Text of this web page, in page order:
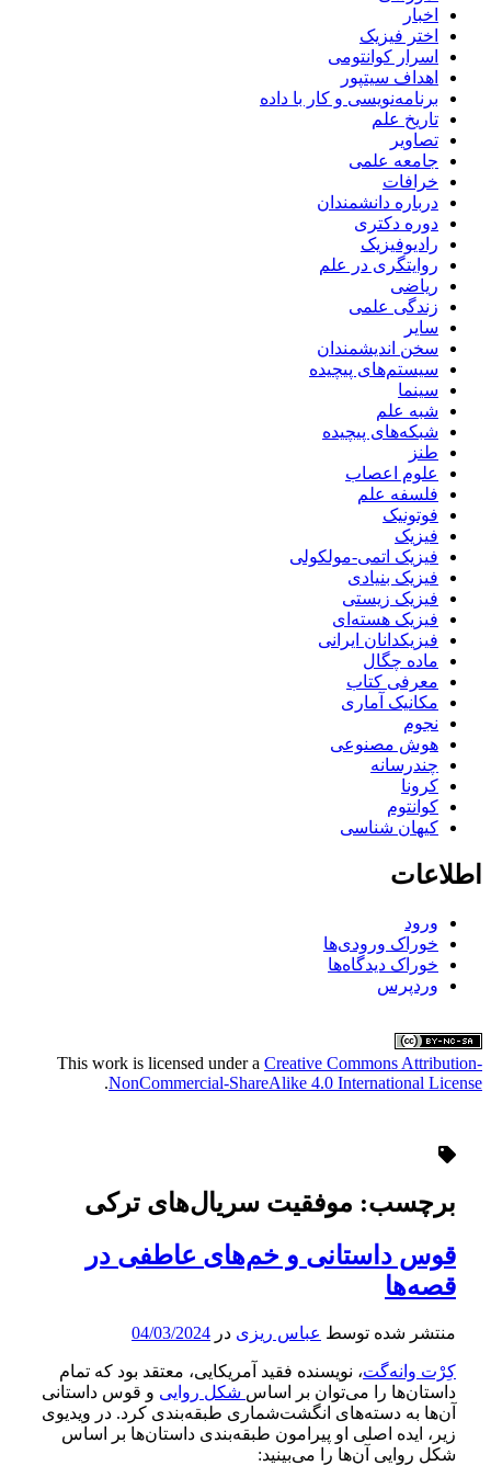
اخبار
اختر فیزیک
اسرار کوانتومی
اهداف سیتپور
برنامه‌نویسی و کار با داده
تاریخ علم
تصاویر
جامعه علمی
خرافات
درباره دانشمندان
دوره دکتری
رادیوفیزیک
روایتگری در علم
ریاضی
زندگی علمی
سایر
سخن اندیشمندان
سیستم‌های پیچیده
سینما
شبه علم
شبکه‌های پیچیده
طنز
علوم اعصاب
فلسفه علم
فوتونیک
فیزیک
فیزیک اتمی-مولکولی
فیزیک بنیادی
فیزیک زیستی
فیزیک هسته‌ای
فیزیکدانان ایرانی
ماده چگال
معرفی کتاب
مکانیک آماری
نجوم
هوش مصنوعی
چندرسانه
کرونا
کوانتوم
کیهان شناسی
اطلاعات
ورود
خوراک ورودی‌ها
خوراک دیدگاه‌ها
وردپرس
This work is licensed under a Creative Commons Attribution-
NonCommercial-ShareAlike 4.0 International License
.
برچسب: موفقیت سریال‌های ترکی
قوس داستانی و خم‌های عاطفی در
قصه‌ها
منتشر شده توسط عباس ریزی در 04/03/2024
کِرْت وانه‌گت، نویسنده فقید آمریکایی، معتقد بود که تمام
داستان‌ها را می‌توان بر اساس شکل روایی و قوس داستانی
آن‌ها به دسته‌های انگشت‌شماری طبقه‌بندی کرد. در ویدیوی
زیر، ایده اصلی او پیرامون طبقه‌بندی داستان‌ها بر اساس
شکل روایی آن‌ها را می‌بینید: